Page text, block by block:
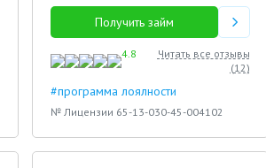
Получить займ
4.8
Читать все отзывы
(12)
#программа лоялности
№ Лицензии 65-13-030-45-004102